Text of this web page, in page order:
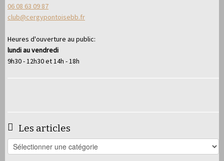
06 08 63 09 87
club@cergypontoisebb.fr
Heures d'ouverture au public:
lundi au vendredi
9h30 - 12h30 et 14h - 18h
Les articles
Les
articles